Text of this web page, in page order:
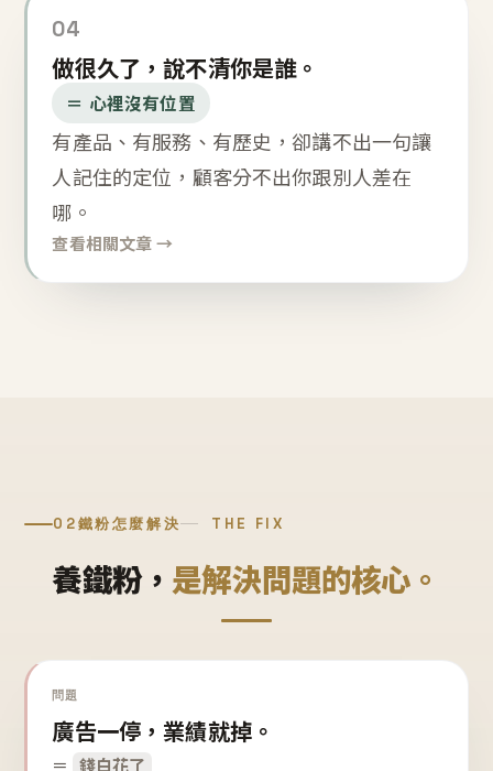
04
做很久了，說不清你是誰。
＝ 心裡沒有位置
有產品、有服務、有歷史，卻講不出一句讓
人記住的定位，顧客分不出你跟別人差在
哪。
查看相關文章 →
02鐵粉怎麼解決 THE FIX
養鐵粉， 是解決問題的核心。
問題
廣告一停，業績就掉。
＝ 錢白花了